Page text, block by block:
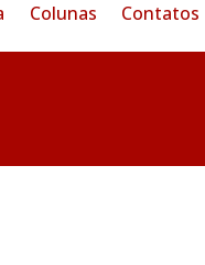
Colunas Contatos